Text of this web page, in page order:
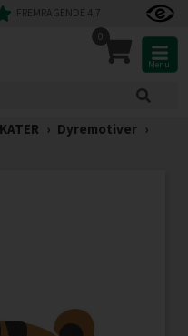
FREMRAGENDE 4,7
0
Menu
› Dyremotiver ›